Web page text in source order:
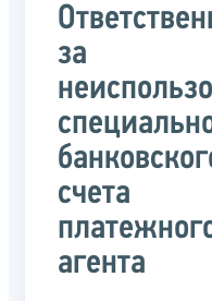
за
счета
агента